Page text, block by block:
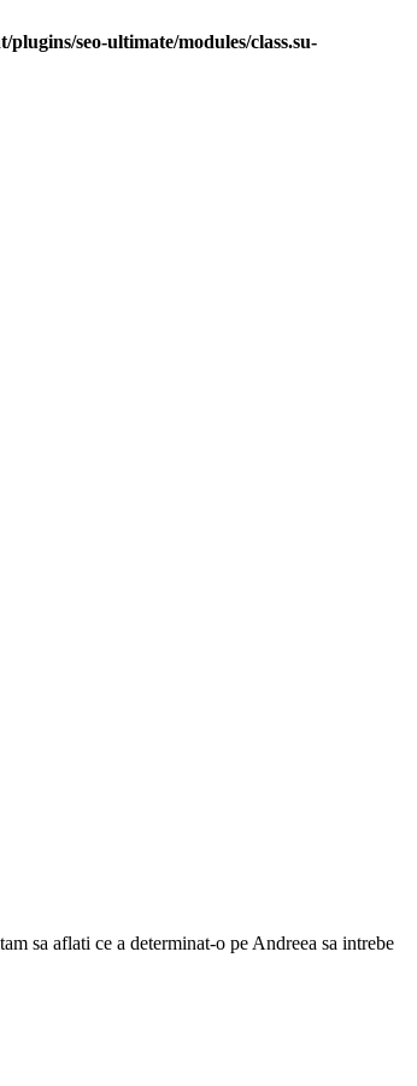
seo-ultimate/modules/class.su-
sa aflati ce a determinat-o pe Andreea sa intrebe